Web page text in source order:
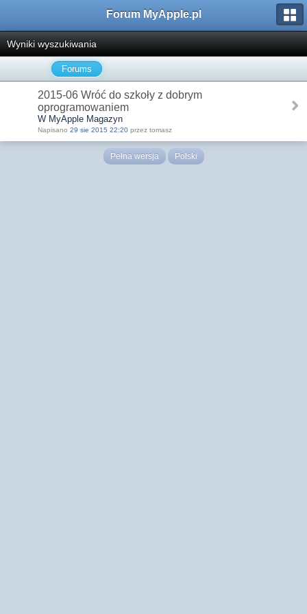
Forum MyApple.pl
Wyniki wyszukiwania
Forums
2015-06 Wróć do szkoły z dobrym
oprogramowaniem
W MyApple Magazyn
Napisano 29 sie 2015 22:20 przez tomasz
Pełna wersja Polski